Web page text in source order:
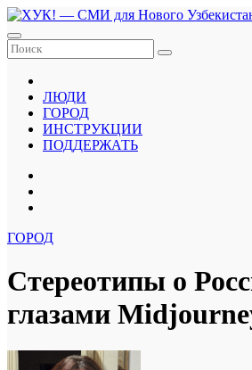
Перейти
к
содержанию
ЛЮДИ
ГОРОД
ИНСТРУКЦИИ
ПОДДЕРЖАТЬ
ГОРОД
Стереотипы о
глазами